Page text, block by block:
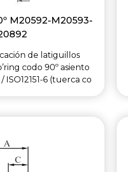
M20592-M20593-
de latiguillos
codo 90º asiento
ISO12151-6 (tuerca co